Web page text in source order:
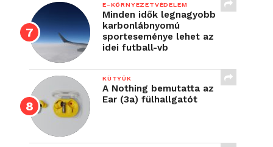
E-KÖRNYEZETVÉDELEM
Minden idők legnagyobb
karbonlábnyomú
sporteseménye lehet az
idei futball-vb
KÜTYÜK
A Nothing bemutatta az
Ear (3a) fülhallgatót